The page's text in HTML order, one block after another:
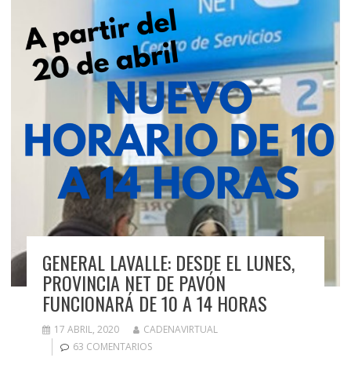
GENERAL LAVALLE: DESDE EL LUNES,
PROVINCIA NET DE PAVÓN
FUNCIONARÁ DE 10 A 14 HORAS
17 ABRIL, 2020
CADENAVIRTUAL
63 COMENTARIOS